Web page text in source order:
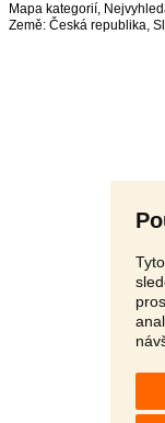
Mapa kategorií,
Země: Česká republika,